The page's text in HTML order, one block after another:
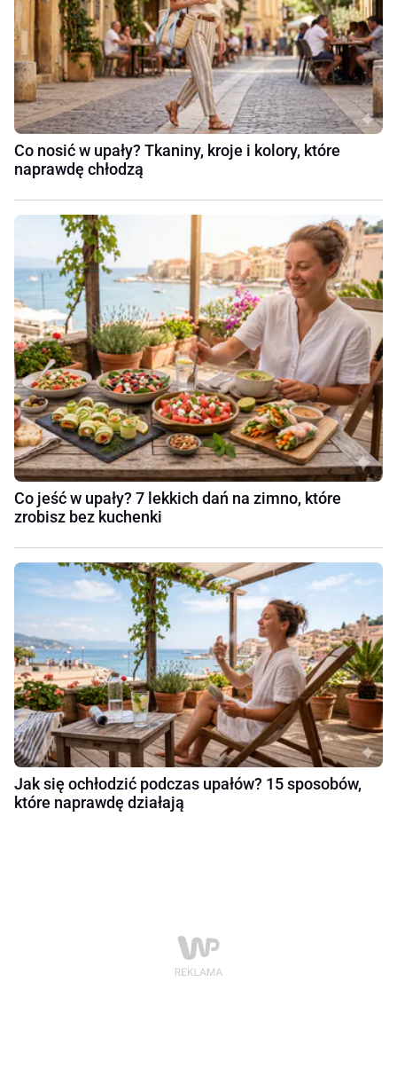
Co nosić w upały? Tkaniny, kroje i kolory, które
naprawdę chłodzą
Co jeść w upały? 7 lekkich dań na zimno, które
zrobisz bez kuchenki
Jak się ochłodzić podczas upałów? 15 sposobów,
które naprawdę działają